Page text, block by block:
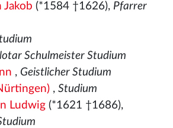
Jakob (*1584 †1626), Pfarrer
Schulmeister Studium
, Geistlicher Studium
, Studium
Ludwig(*1621 †1686),